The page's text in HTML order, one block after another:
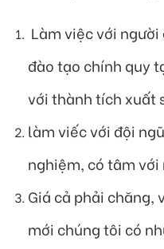
Làm việc với
đào tạo chính quy
với thành tích xuất
làm viếc với đội
nghiệm, có tâm với
Giá cả phải chăng,
mới chúng tôi có